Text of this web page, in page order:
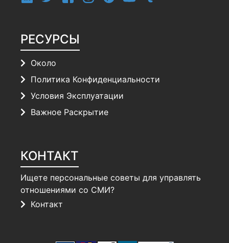
РЕСУРСЫ
Около
Политика Конфиденциальности
Условия Эксплуатации
Важное Раскрытие
КОНТАКТ
Ищете персональные советы для управлять
отношениями со СМИ?
Контакт